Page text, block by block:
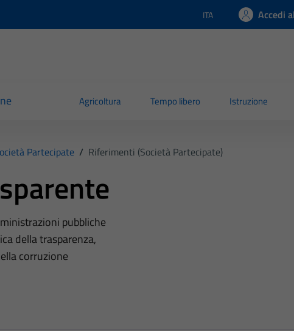
Lingua attiva:
ITA Accedi
Agricoltura Tempo libero Istruzione
Partecipate / Riferimenti (Società Partecipate)
pubbliche
della trasparenza,
corruzione